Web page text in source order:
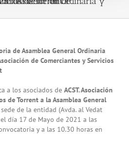
de Asamblea General Ordinaria
de Comerciantes y Servicios
a los asociados de ACST. Asociación
de Torrent a la Asamblea General
de la entidad (Avda. al Vedat
día 17 de Mayo de 2021 a las
y a las 10.30 horas en